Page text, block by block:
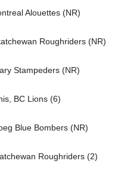
Alouettes (NR)
Roughriders (NR)
Stampeders (NR)
BC Lions (6)
Blue Bombers (NR)
Roughriders (2)